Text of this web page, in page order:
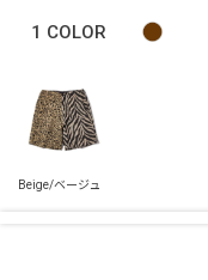
1 COLOR